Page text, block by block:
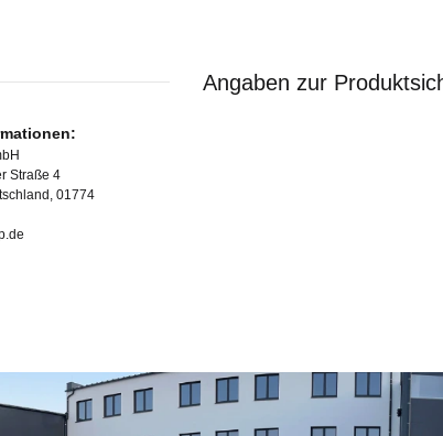
Angaben zur
Straße 4
01774